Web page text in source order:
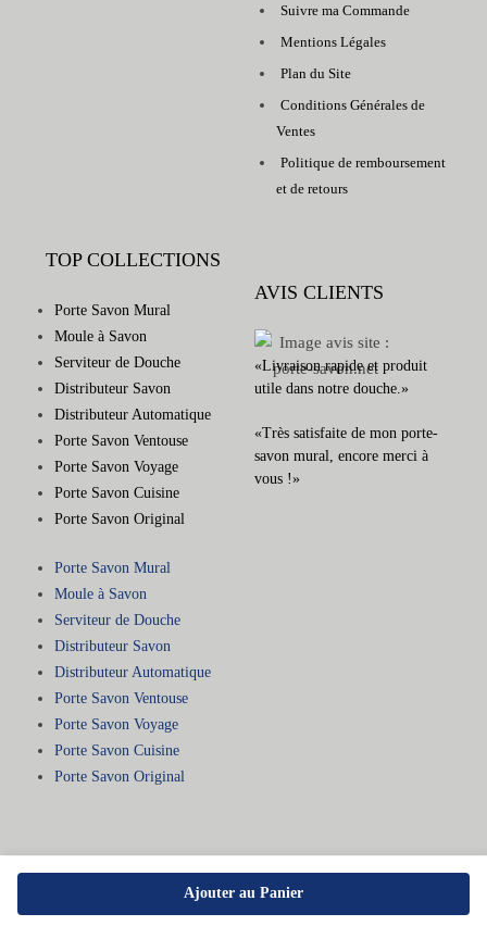
Ajouter au Panier
Suivre ma Commande
Mentions Légales
Plan du Site
Conditions Générales de
Ventes
Politique de remboursement
et de retours
TOP COLLECTIONS
Porte Savon Mural
Moule à Savon
Serviteur de Douche
Distributeur Savon
Distributeur Automatique
Porte Savon Ventouse
Porte Savon Voyage
Porte Savon Cuisine
Porte Savon Original
Porte Savon Mural
Moule à Savon
Serviteur de Douche
Distributeur Savon
Distributeur Automatique
Porte Savon Ventouse
Porte Savon Voyage
Porte Savon Cuisine
Porte Savon Original
AVIS CLIENTS
«Livraison rapide et produit
utile dans notre douche.»
«Très satisfaite de mon porte-
savon mural, encore merci à
vous !»